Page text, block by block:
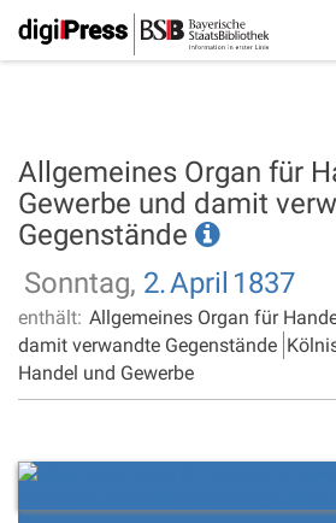
Allgemeines Organ für
Gewerbe und damit
Gegenstände
Sonntag, 2.April 1837
enthält: Allgemeines Organ für
damit verwandte Gegenstände
Handel und Gewerbe